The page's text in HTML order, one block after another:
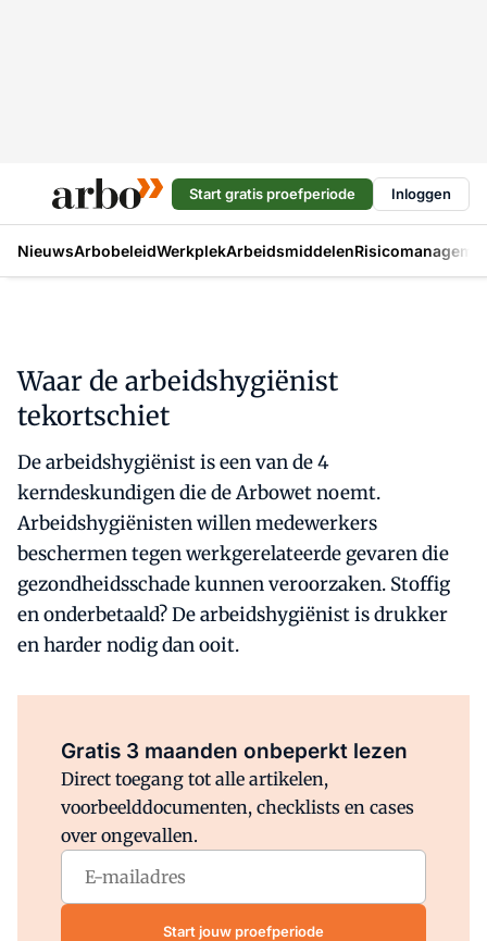
Start gratis proefperiode Inloggen
NieuwsArbobeleidWerkplekArbeidsmiddelen
Waar de arbeidshygiënist
tekortschiet
De arbeidshygiënist is een van de 4
kerndeskundigen die de Arbowet noemt.
Arbeidshygiënisten willen medewerkers
beschermen tegen werkgerelateerde gevaren die
gezondheidsschade kunnen veroorzaken. Stoffig
en onderbetaald? De arbeidshygiënist is drukker
en harder nodig dan ooit.
Gratis 3 maanden onbeperkt lezen
Direct toegang tot alle artikelen,
voorbeelddocumenten, checklists en cases
over ongevallen.
Start jouw proefperiode